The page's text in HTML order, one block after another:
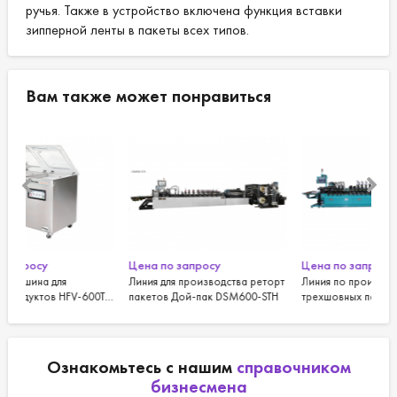
Габаритные размеры: 13184 (Д) × 3012 мм (Ш) × 1846 мм (В) мм.
Вес: ~ 7 тонн.
ручья. Также в устройство включена функция вставки
зипперной ленты в пакеты всех типов.
Вам также может понравиться
Цена по запросу
Линия для производства реторт
пакетов Дой-пак DSM600-STH
Цена по запросу
Линия по производству
трехшовных пакетов DSM600-
Ознакомьтесь с нашим справочником
бизнесмена